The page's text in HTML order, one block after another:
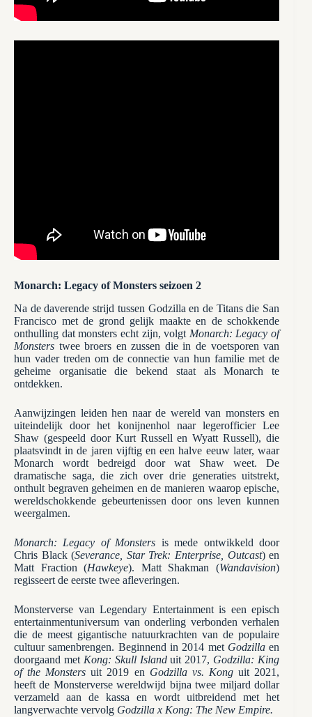
Monarch: Legacy of Monsters seizoen 2
Na de daverende strijd tussen Godzilla en de Titans die San
Francisco met de grond gelijk maakte en de schokkende
onthulling dat monsters echt zijn, volgt Monarch: Legacy of
Monsters twee broers en zussen die in de voetsporen van
hun vader treden om de connectie van hun familie met de
geheime organisatie die bekend staat als Monarch te
ontdekken.
Aanwijzingen leiden hen naar de wereld van monsters en
uiteindelijk door het konijnenhol naar legerofficier Lee
Shaw (gespeeld door Kurt Russell en Wyatt Russell), die
plaatsvindt in de jaren vijftig en een halve eeuw later, waar
Monarch wordt bedreigd door wat Shaw weet. De
dramatische saga, die zich over drie generaties uitstrekt,
onthult begraven geheimen en de manieren waarop epische,
wereldschokkende gebeurtenissen door ons leven kunnen
weergalmen.
Monarch: Legacy of Monsters is mede ontwikkeld door
Chris Black (Severance, Star Trek: Enterprise, Outcast) en
Matt Fraction (Hawkeye). Matt Shakman (Wandavision)
regisseert de eerste twee afleveringen.
Monsterverse van Legendary Entertainment is een episch
entertainmentuniversum van onderling verbonden verhalen
die de meest gigantische natuurkrachten van de populaire
cultuur samenbrengen. Beginnend in 2014 met Godzillaen
doorgaand met Kong: Skull Islanduit 2017, Godzilla: King
of the Monsters uit 2019 en Godzilla vs. Konguit 2021,
heeft de Monsterverse wereldwijd bijna twee miljard dollar
verzameld aan de kassa en wordt uitbreidend met het
langverwachte vervolg Godzilla x Kong: The New Empire.